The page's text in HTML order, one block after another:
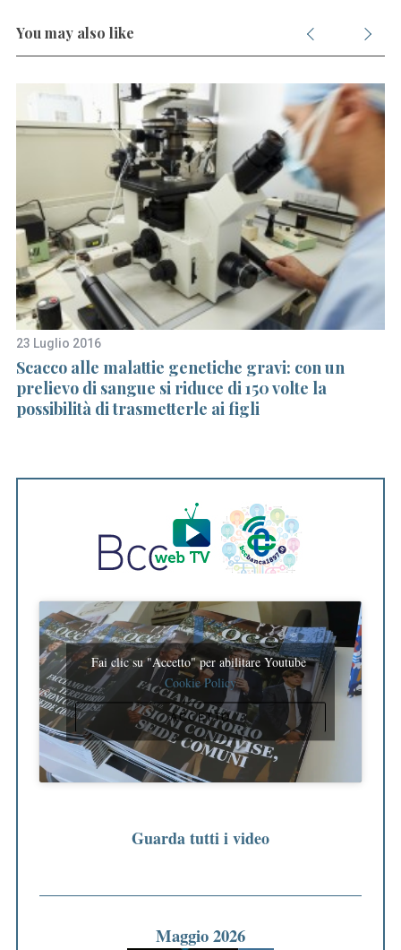
You may also like
23 Luglio 2016
Scacco alle malattie genetiche gravi: con un
prelievo di sangue si riduce di 150 volte la
possibilità di trasmetterle ai figli
Fai clic su "Accetto" per abilitare Youtube
Cookie Policy
ACCETTO
Guarda tutti i video
Maggio 2026